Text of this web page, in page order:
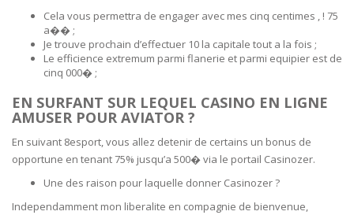
Cela vous permettra de engager avec mes cinq centimes , ! 75
a�� ;
Je trouve prochain d’effectuer 10 la capitale tout a la fois ;
Le efficience extremum parmi flanerie et parmi equipier est de
cinq 000� ;
EN SURFANT SUR LEQUEL CASINO EN LIGNE
AMUSER POUR AVIATOR ?
En suivant 8esport, vous allez detenir de certains un bonus de
opportune en tenant 75% jusqu’a 500� via le portail Casinozer.
Une des raison pour laquelle donner Casinozer ?
Independamment mon liberalite en compagnie de bienvenue,